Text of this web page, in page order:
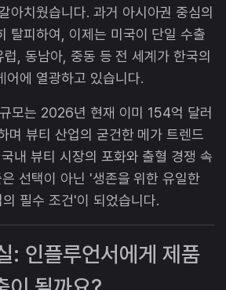
아치웠습니다. 과거 아시아권 중심의
탈피하여, 이제는 미국이 단일 수출
, 동남아, 중동 등 전 세계가 한국의
어에 열광하고 있습니다.
모는 2026년 현재 이미 154억 달러
며 뷰티 산업의 굳건한 메가 트렌드
내 뷰티 시장의 포화와 출혈 경쟁 속
선택이 아닌 '생존을 위한 유일한
필수 조건'이 되었습니다.
: 인플루언서에게 제품